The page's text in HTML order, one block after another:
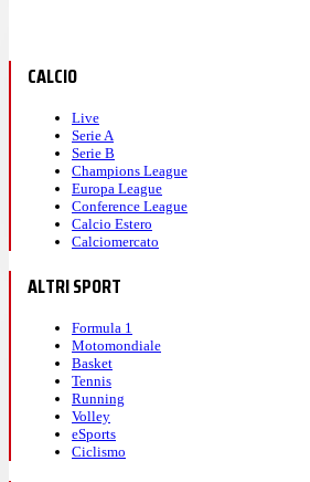
CALCIO
Live
Serie A
Serie B
Champions League
Europa League
Conference League
Calcio Estero
Calciomercato
ALTRI SPORT
Formula 1
Motomondiale
Basket
Tennis
Running
Volley
eSports
Ciclismo